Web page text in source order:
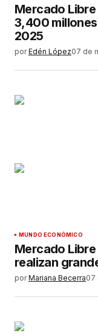
Mercado
3,400
2025
por Edén López07 de
MUNDO ECONÓMICO
Mercado
realizan
por Mariana Becerra07